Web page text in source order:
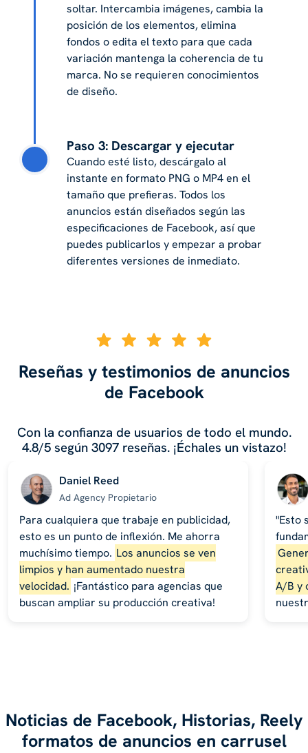
soltar. Intercambia imágenes, cambia la
posición de los elementos, elimina
fondos o edita el texto para que cada
variación mantenga la coherencia de tu
marca. No se requieren conocimientos
de diseño.
Paso 3: Descargar y ejecutar
Cuando esté listo, descárgalo al
instante en formato PNG o MP4 en el
tamaño que prefieras. Todos los
anuncios están diseñados según las
especificaciones de Facebook, así que
puedes publicarlos y empezar a probar
diferentes versiones de inmediato.
Reseñas y testimonios de anuncios
de Facebook
Con la confianza de usuarios de todo el mundo.
4.8/5 según 3097 reseñas. ¡Échales un vistazo!
Daniel Reed
Ad Agency Propietario
Para cualquiera que trabaje en publicidad,
esto es un punto de inflexión. Me ahorra
muchísimo tiempo. Los anuncios se ven
limpios y han aumentado nuestra
velocidad. ¡Fantástico para agencias que
buscan ampliar su producción creativa!
"Esto
A/B y
Noticias de Facebook, Historias, Reely
formatos de anuncios en carrusel